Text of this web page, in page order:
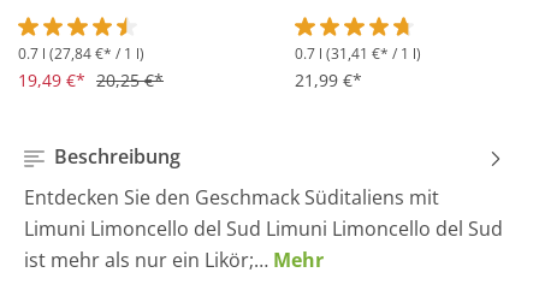
Durchschnittliche Bewertung von 4.5 von 5 Sternen
0.7 l (27,84 €* / 1 l)
19,49 €* 20,25 €*
Durchschnittliche
0.7 l (31,41 €* / 1 l)
21,99 €*
Beschreibung
Entdecken Sie den Geschmack Süditaliens mit
Limuni Limoncello del Sud Limuni Limoncello del Sud
ist mehr als nur ein Likör;… Mehr